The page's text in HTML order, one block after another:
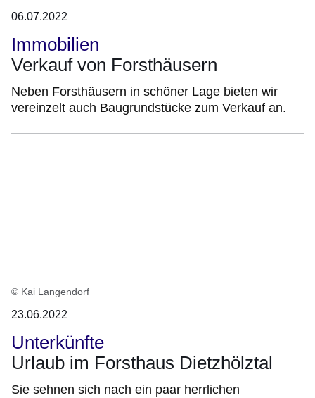
06.07.2022
Immobilien
Verkauf von Forsthäusern
Neben Forsthäusern in schöner Lage bieten wir
vereinzelt auch Baugrundstücke zum Verkauf an.
© Kai Langendorf
23.06.2022
Unterkünfte
Urlaub im Forsthaus Dietzhölztal
Sie sehnen sich nach ein paar herrlichen